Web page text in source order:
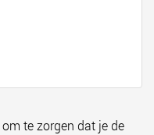
om te zorgen dat je de